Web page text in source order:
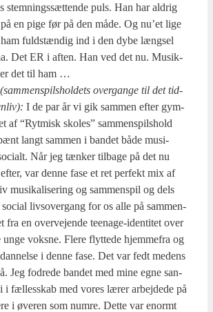
stem­nings­sæt­ten­de puls. Han har aldrig
en pige før på den måde. Og nu’et lige
ham fuld­stæn­dig ind i den dybe længsel
Det ER i aften. Han ved det nu. Musik­
det til ham …
over­gan­ge til det tid­
I de par år vi gik sam­men efter gym­
af “Ryt­misk sko­les” sam­men­spils­hold
langt sam­men i ban­det både musi­
Når jeg tæn­ker til­ba­ge på det nu
var den­ne fase et ret per­fekt mix af
musi­ka­li­se­ring og sam­men­spil og dels
livsover­gang for os alle på sam­men­
fra en over­ve­jen­de tee­na­ge-iden­ti­tet over
voks­ne. Fle­re flyt­te­de hjem­me­fra og
i den­ne fase. Det var fedt medens
Jeg fodre­de ban­det med mine egne san­
i fæl­les­skab med vores lærer arbej­de­de på
i øve­ren som num­re. Det­te var enormt